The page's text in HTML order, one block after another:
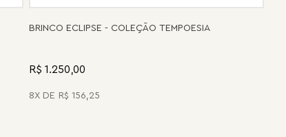
BRINCO ECLIPSE - COLEÇÃO TEMPOESIA
R$ 1.250,00
8 R$ 156,25